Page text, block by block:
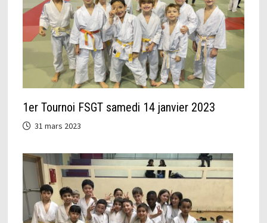
1er Tournoi FSGT samedi 14 janvier 2023
31 mars 2023